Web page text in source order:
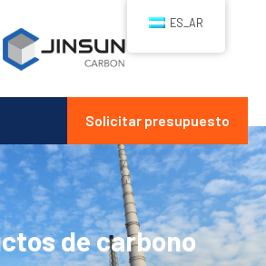
Solicitar presupuesto
de carbono
ES_AR